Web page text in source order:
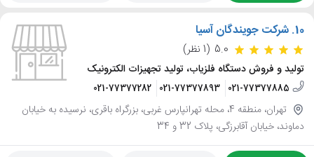
10. شرکت جویندگان آسیا
5.0 (1 نظر)
تولید و فروش دستگاه فلزیاب، تولید تجهیزات الکترونیک
021-77377885
021-77377893
021-77377282
تهران، منطقه 4، محله تهرانپارس غربی، بزرگراه باقری، نرسیده به خیابان
دماوند، خیابان آقابرزگی، پلاک 32 و 34